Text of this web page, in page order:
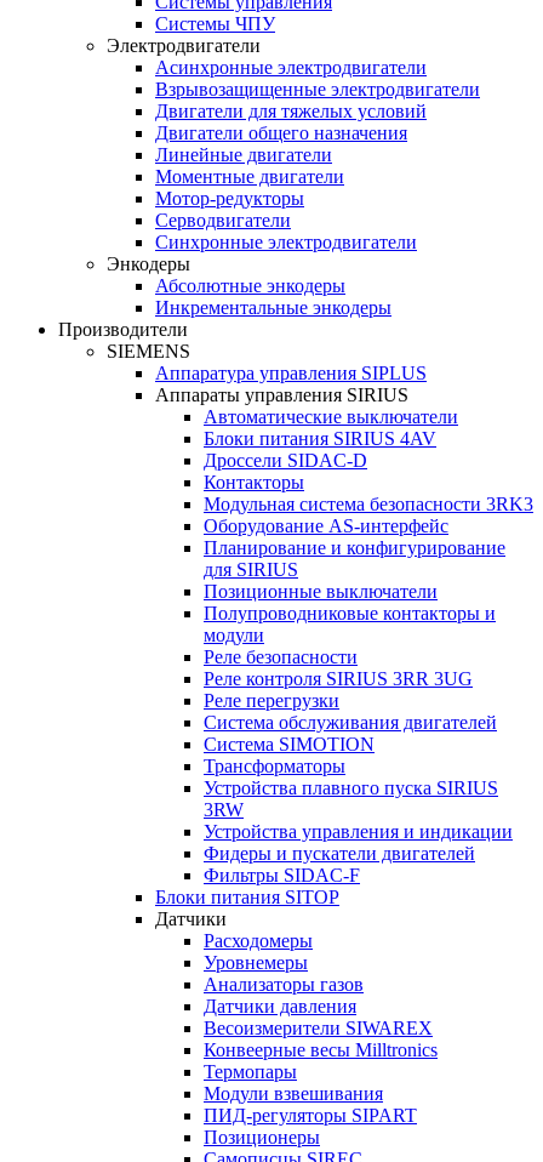
Системы ЧПУ
Электродвигатели
Асинхронные электродвигатели
Взрывозащищенные электродвигатели
Двигатели для тяжелых условий
Двигатели общего назначения
Линейные двигатели
Моментные двигатели
Мотор-редукторы
Серводвигатели
Синхронные электродвигатели
Энкодеры
Абсолютные энкодеры
Инкрементальные энкодеры
Производители
SIEMENS
Аппаратура управления SIPLUS
Аппараты управления SIRIUS
Автоматические выключатели
Блоки питания SIRIUS 4AV
Дроссели SIDAC-D
Контакторы
Модульная система безопасности 3RK3
Оборудование AS-интерфейс
Планирование и конфигурирование
для SIRIUS
Позиционные выключатели
Полупроводниковые контакторы и
модули
Реле безопасности
Реле контроля SIRIUS 3RR 3UG
Реле перегрузки
Сиcтема обслуживания двигателей
Система SIMOTION
Трансформаторы
Устройства плавного пуска SIRIUS
3RW
Устройства управления и индикации
Фидеры и пускатели двигателей
Фильтры SIDAC-F
Блоки питания SITOP
Датчики
Расходомеры
Уровнемеры
Анализаторы газов
Датчики давления
Весоизмерители SIWAREX
Конвеерные весы Milltronics
Термопары
Модули взвешивания
ПИД-регуляторы SIPART
Позиционеры